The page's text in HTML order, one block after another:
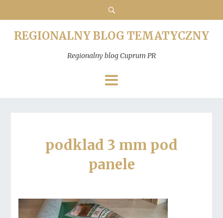
REGIONALNY BLOG TEMATYCZNY
Regionalny blog Cuprum PR
podklad 3 mm pod
panele